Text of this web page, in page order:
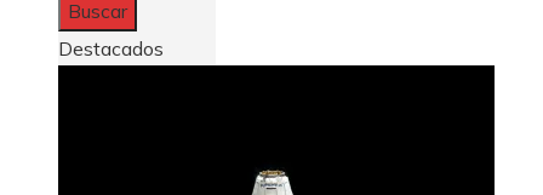
Destacados